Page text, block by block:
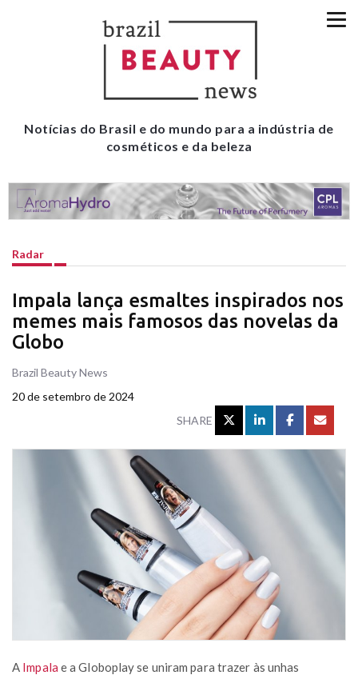
Notícias do Brasil e do mundo para a indústria de
cosméticos e da beleza
Radar
Impala lança esmaltes inspirados nos
memes mais famosos das novelas da
Globo
Brazil Beauty News
20 de setembro de 2024
SHARE
A Impala e a Globoplay se uniram para trazer às unhas